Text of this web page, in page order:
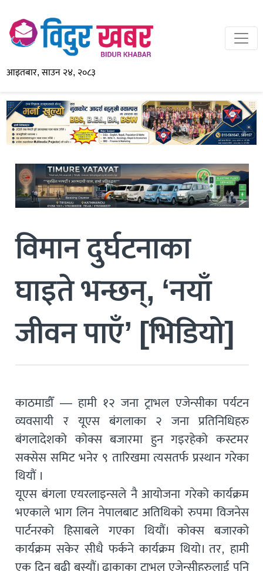
आइतबार, साउन २४, २०८३
विमान दुर्घटनाका
घाइते भन्छन्, ‘नयाँ
जीवन पाएँ’ [भिडियो]
काठमाडौँ — हामी १२ जना ट्राभल एजेन्सीका पर्यटन
व्यवसायी र यूएस बंगलाका २ जना प्रतिनिधिहरु
बंगलादेशको कोक्स बजारमा हुन गइरहेको कस्टमर
सक्सेस समिट भनेर ९ तारिखमा त्यसतर्फ प्रस्थान गरेका
थियौं ।
यूएस बंगला एयरलाइन्सले नै आयोजना गरेको कार्यक्रम
भएकाले भाग लिन नेपालबाट अतिथिको रुपमा विजनेस
पार्टनरको हिसाबले गएका थियौं। कोक्स बजारको
कार्यक्रम सकेर सीधै फर्कने कार्यक्रम थियो। तर, हामी